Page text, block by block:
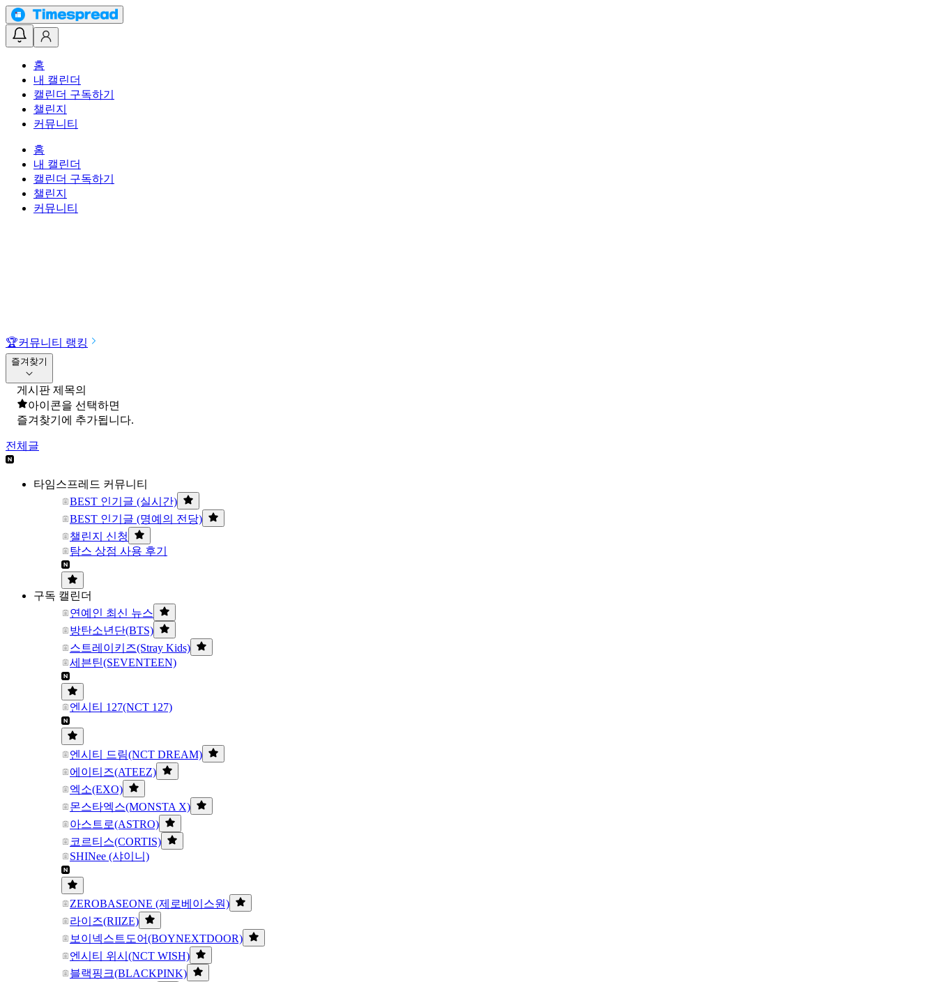
홈
내 캘린더
캘린더 구독하기
챌린지
커뮤니티
홈
내 캘린더
캘린더 구독하기
챌린지
커뮤니티
🏆커뮤니티 랭킹
즐겨찾기
게시판 제목의
아이콘을 선택하면
즐겨찾기에 추가됩니다.
전체글
타임스프레드 커뮤니티
BEST 인기글 (실시간)
BEST 인기글 (명예의 전당)
챌린지 신청
탐스 상점 사용 후기
구독 캘린더
연예인 최신 뉴스
방탄소년단(BTS)
스트레이키즈(Stray Kids)
세븐틴(SEVENTEEN)
엔시티 127(NCT 127)
엔시티 드림(NCT DREAM)
에이티즈(ATEEZ)
엑소(EXO)
몬스타엑스(MONSTA X)
아스트로(ASTRO)
코르티스(CORTIS)
SHINee (샤이니)
ZEROBASEONE (제로베이스원)
라이즈(RIIZE)
보이넥스트도어(BOYNEXTDOOR)
엔시티 위시(NCT WISH)
블랙핑크(BLACKPINK)